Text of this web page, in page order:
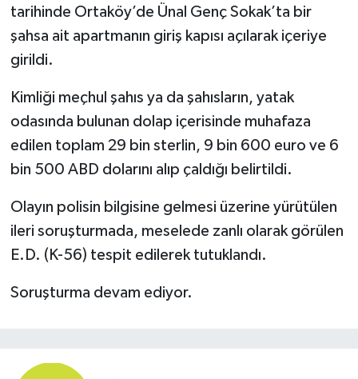
tarihinde Ortaköy’de Ünal Genç Sokak’ta bir
şahsa ait apartmanın giriş kapısı açılarak içeriye
girildi.
Kimliği meçhul şahıs ya da şahısların, yatak
odasında bulunan dolap içerisinde muhafaza
edilen toplam 29 bin sterlin, 9 bin 600 euro ve 6
bin 500 ABD dolarını alıp çaldığı belirtildi.
Olayın polisin bilgisine gelmesi üzerine yürütülen
ileri soruşturmada, meselede zanlı olarak görülen
E.D. (K-56) tespit edilerek tutuklandı.
Soruşturma devam ediyor.